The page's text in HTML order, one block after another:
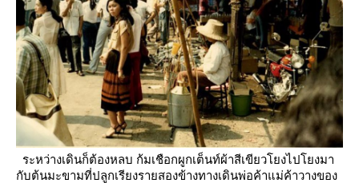
ระหว่างเดินก็ต้องหลบ ก้มเชือกผูกเต็นท์ผ้าสีเขียวโยงไปโยงมา
กับต้นมะขามที่ปลูกเรียงรายสองข้างทางเดินพ่อค้าแม่ค้าวางของ